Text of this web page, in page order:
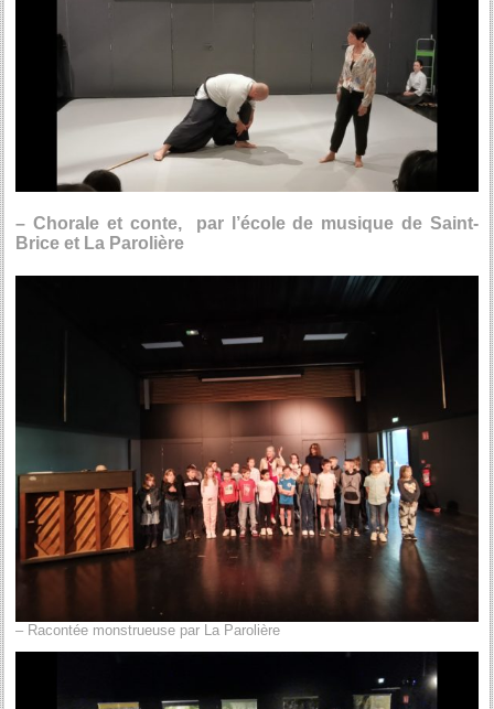
– Chorale et conte, par l’école de musique de Saint-
Brice et La Parolière
– Racontée monstrueuse par La Parolière